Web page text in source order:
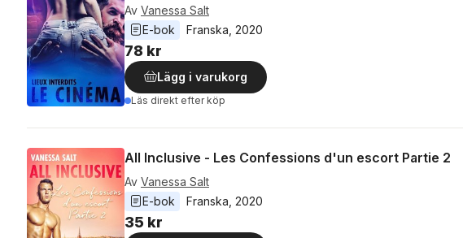
Av Vanessa Salt
E-bok
Franska 2020
78 kr
Lägg i varukorg
Läs direkt efter köp
All Inclusive - Les Confessions d'un escort Partie 2
Av Vanessa Salt
E-bok
Franska 2020
35 kr